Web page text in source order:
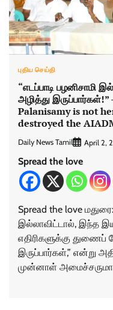
புதிய செய்தி
“எடப்பாடி பழனிசாமி
அழித்து இருப்பார்கள்!”
Palanisamy is not
destroyed the
Daily News Tamil April 2,
Spread the love
Spread the love
இல்லாவிட்டால், இந்த
எதிரிகளுக்கு
இருப்பார்கள்,” என்று
முன்னாள்